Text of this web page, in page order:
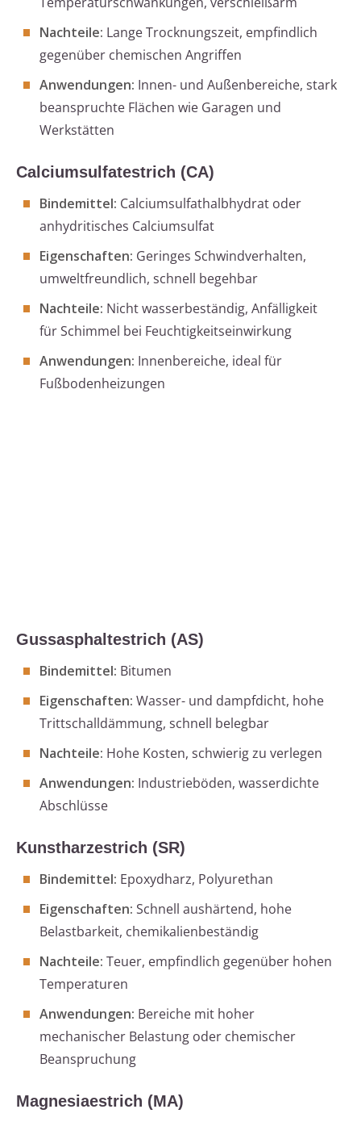
Nachteile: Lange Trocknungszeit, empfindlich
gegenüber chemischen Angriffen
Anwendungen: Innen- und Außenbereiche, stark
beanspruchte Flächen wie Garagen und
Werkstätten
Calciumsulfatestrich (CA)
Bindemittel: Calciumsulfathalbhydrat oder
anhydritisches Calciumsulfat
Eigenschaften: Geringes Schwindverhalten,
umweltfreundlich, schnell begehbar
Nachteile: Nicht wasserbeständig, Anfälligkeit
für Schimmel bei Feuchtigkeitseinwirkung
Anwendungen: Innenbereiche, ideal für
Fußbodenheizungen
Gussasphaltestrich (AS)
Bindemittel: Bitumen
Eigenschaften: Wasser- und dampfdicht, hohe
Trittschalldämmung, schnell belegbar
Nachteile: Hohe Kosten, schwierig zu verlegen
Anwendungen: Industrieböden, wasserdichte
Abschlüsse
Kunstharzestrich (SR)
Bindemittel: Epoxydharz, Polyurethan
Eigenschaften: Schnell aushärtend, hohe
Belastbarkeit, chemikalienbeständig
Nachteile: Teuer, empfindlich gegenüber hohen
Temperaturen
Anwendungen: Bereiche mit hoher
mechanischer Belastung oder chemischer
Beanspruchung
Magnesiaestrich (MA)